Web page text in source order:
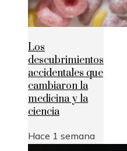
Los
descubrimientos
accidentales que
cambiaron la
medicina y la
ciencia
Hace 1 semana